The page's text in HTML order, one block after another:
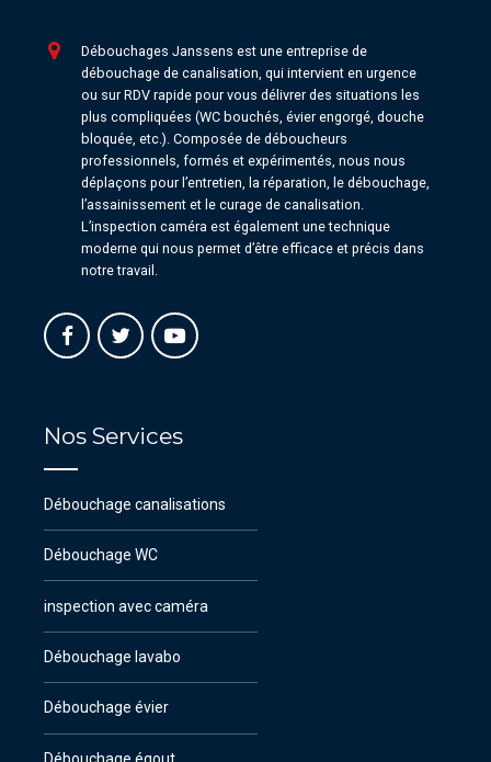
Débouchages Janssens est une entreprise de
débouchage de canalisation, qui intervient en urgence
ou sur RDV rapide pour vous délivrer des situations les
plus compliquées (WC bouchés, évier engorgé, douche
bloquée, etc.). Composée de déboucheurs
professionnels, formés et expérimentés, nous nous
déplaçons pour l’entretien, la réparation, le débouchage,
l’assainissement et le curage de canalisation.
L’inspection caméra est également une technique
moderne qui nous permet d’être efficace et précis dans
notre travail.
Nos Services
Débouchage canalisations
Débouchage WC
inspection avec caméra
Débouchage lavabo
Débouchage évier
Débouchage égout